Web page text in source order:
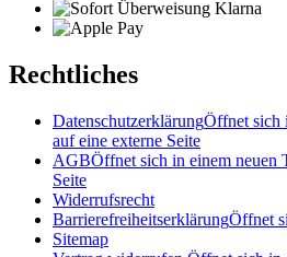
Rechtliches
DatenschutzerklärungÖffnet sich
auf eine externe Seite
AGBÖffnet sich in einem neuen
Seite
Widerrufsrecht
BarrierefreiheitserklärungÖffnet
Sitemap